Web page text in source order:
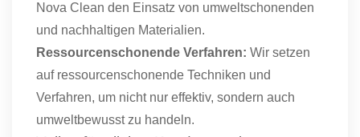
Nova Clean den Einsatz von umweltschonenden
und nachhaltigen Materialien.
Ressourcenschonende Verfahren: Wir setzen
auf ressourcenschonende Techniken und
Verfahren, um nicht nur effektiv, sondern auch
umweltbewusst zu handeln.